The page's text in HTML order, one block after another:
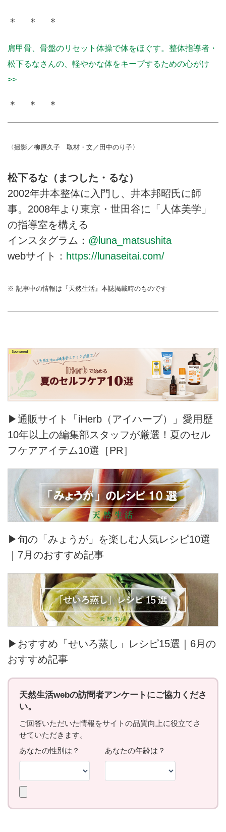
＊ ＊ ＊
肩甲骨、骨盤のリセット体操で体をほぐす。整体指導者・
松下るなさんの、軽やかな体をキープするための心がけ
>>
＊ ＊ ＊
〈撮影／柳原久子 取材・文／田中のり子〉
松下るな（まつした・るな）
2002年井本整体に入門し、井本邦昭氏に師
事。2008年より東京・世田谷に「人体美学」
の指導室を構える
インスタグラム： @luna_matsushita
webサイト： https://lunaseitai.com/
※ 記事中の情報は『天然生活』本誌掲載時のものです
▶通販サイト「iHerb（アイハーブ）」愛用歴
10年以上の編集部スタッフが厳選！夏のセル
フケアアイテム10選［PR］
▶旬の「みょうが」を楽しむ人気レシピ10選
｜7月のおすすめ記事
▶おすすめ「せいろ蒸し」レシピ15選｜6月の
おすすめ記事